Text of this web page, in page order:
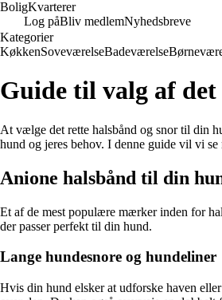
BoligKvarterer
Log påBliv medlemNyhedsbreve
Kategorier
KøkkenSoveværelseBadeværelse
Guide til valg af
At vælge det rette halsbånd og snor til din
hund og jeres behov. I denne guide vil vi
Anione halsbånd til din
Et af de mest populære mærker inden for
der passer perfekt til din hund.
Lange hundesnore og hundeliner
Hvis din hund elsker at udforske haven